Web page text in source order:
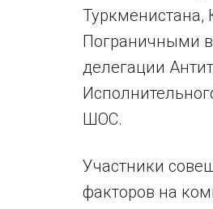
Пограничными
делегации
ШОС.
Участники
факторов на